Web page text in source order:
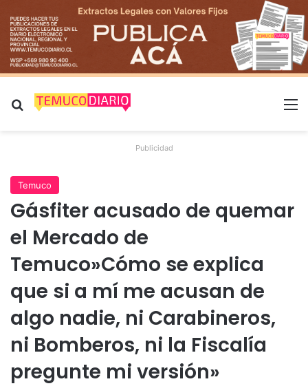
Buscar por
Publicidad
Temuco
Gásfiter acusado de quemar
el Mercado de
Temuco»Cómo se explica
que si a mí me acusan de
algo nadie, ni Carabineros,
ni Bomberos, ni la Fiscalía
pregunte mi versión»